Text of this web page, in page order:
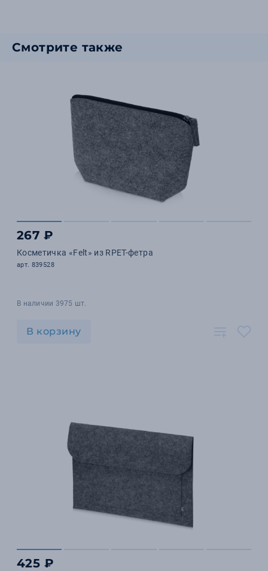
Смотрите также
267 ₽
Косметичка «Felt» из RPET-фетра
арт. 839528
В наличии 3975 шт.
В корзину
425 ₽